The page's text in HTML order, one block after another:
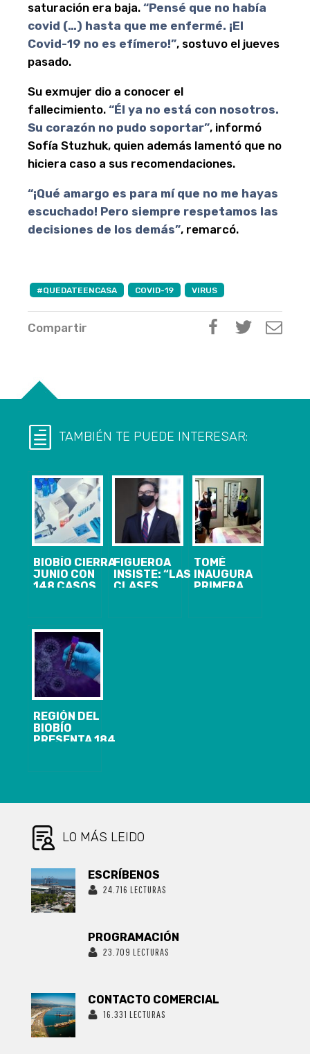
saturación era baja. “Pensé que no había
covid (…) hasta que me enfermé. ¡El
Covid-19 no es efímero!”, sostuvo el jueves
pasado.
Su exmujer dio a conocer el
fallecimiento. “Él ya no está con nosotros.
Su corazón no pudo soportar”, informó
Sofía Stuzhuk, quien además lamentó que no
hiciera caso a sus recomendaciones.
“¡Qué amargo es para mí que no me hayas
escuchado! Pero siempre respetamos las
decisiones de los demás”, remarcó.
#QUEDATEENCASA COVID-19 VIRUS
Compartir
TAMBIÉN TE PUEDE INTERESAR:
BIOBÍO CIERRA
JUNIO CON
148 CASOS
ANUNCIO DE
CORDÓN
SANITARIO
PARA
CORONEL Y
LOTA
FIGUEROA
INSISTE: “LAS
CLASES
TOMÉ
INAUGURA
PRIMERA
REGIÓN DEL
BIOBÍO
PRESENTA 184
COVID-19
LO MÁS LEIDO
ESCRÍBENOS
24.716 LECTURAS
PROGRAMACIÓN
23.709 LECTURAS
CONTACTO COMERCIAL
16.331 LECTURAS